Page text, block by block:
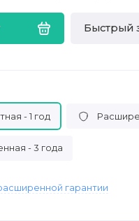
Быстрый
- 1 год
- 3 года
гарантии